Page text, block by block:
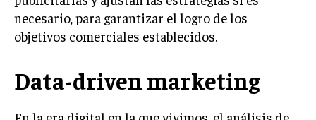
GESTIÓN DE OPERACIONES Y CADENA DE
SUMINISTRO
CALIDAD Y MEJORA CONTINUA
necesario, para garantizar el logro de los
objetivos comerciales establecidos.
Data-driven marketing